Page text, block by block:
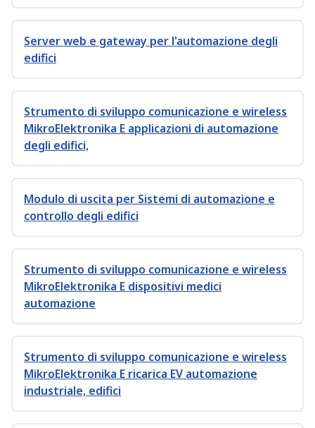
Server web e gateway per l'automazione degli
edifici
Strumento di sviluppo comunicazione e wireless
MikroElektronika E applicazioni di automazione
degli edifici,
Modulo di uscita per Sistemi di automazione e
controllo degli edifici
Strumento di sviluppo comunicazione e wireless
MikroElektronika E dispositivi medici
automazione
Strumento di sviluppo comunicazione e wireless
MikroElektronika E ricarica EV automazione
industriale, edifici